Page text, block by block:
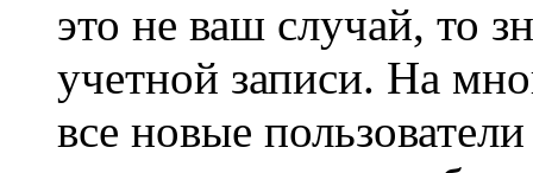
это не ваш случай, то
учетной записи. На
все новые